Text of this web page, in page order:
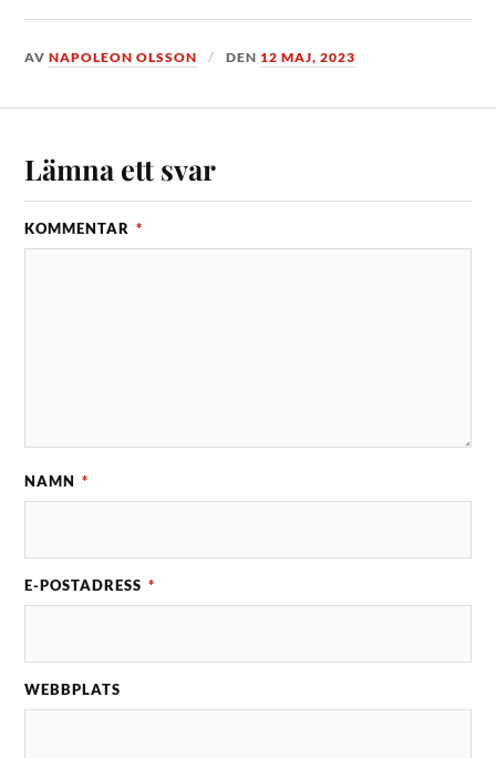
AVNAPOLEON OLSSON DEN 12 MAJ, 2023
Lämna ett svar
KOMMENTAR *
NAMN *
E-POSTADRESS *
WEBBPLATS